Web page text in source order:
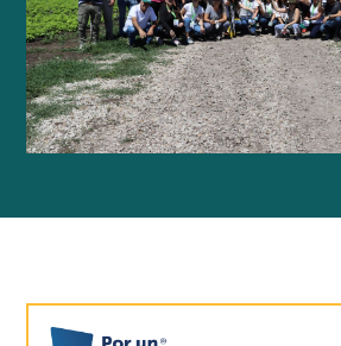
지원하다
우리의 미션
기부